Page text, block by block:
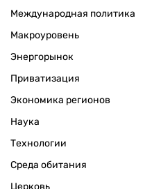
Международная политика
Макроуровень
Энергорынок
Приватизация
Экономика регионов
Наука
Технологии
Среда обитания